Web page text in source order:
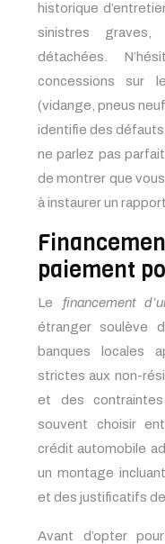
historique
sinistres
détachées.
concessions sur
(vidange, pneus
identifie des
ne parlez pas
de montrer que
à instaurer un
paiement
Le financement
étranger soulève
banques locales
strictes aux non-
et des
souvent choisir
crédit automobile
un montage
et des justificatifs de
Avant d’opter